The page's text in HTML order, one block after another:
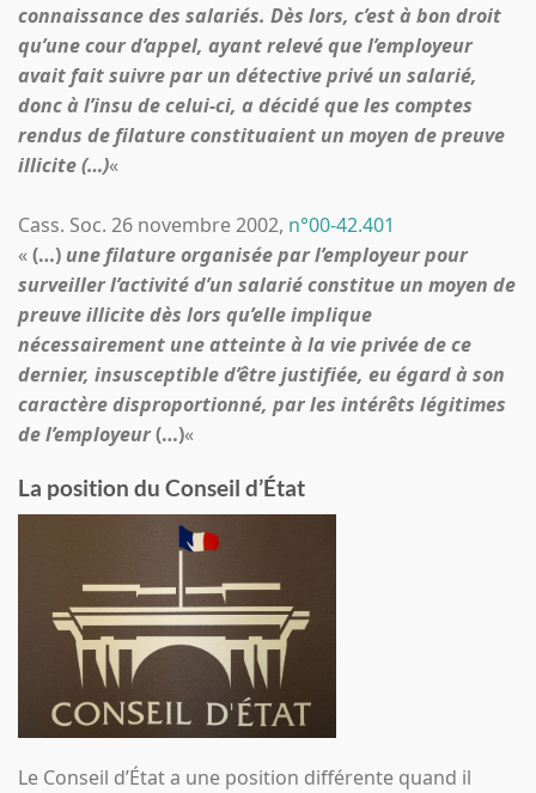
connaissance des salariés. Dès lors, c’est à bon droit
qu’une cour d’appel, ayant relevé que l’employeur
avait fait suivre par un détective privé un salarié,
donc à l’insu de celui-ci, a décidé que les comptes
rendus de filature constituaient un moyen de preuve
illicite (…)«
Cass. Soc. 26 novembre 2002, n°00-42.401
«(…) une filature organisée par l’employeur pour
surveiller l’activité d’un salarié constitue un moyen de
preuve illicite dès lors qu’elle implique
nécessairement une atteinte à la vie privée de ce
dernier, insusceptible d’être justifiée, eu égard à son
caractère disproportionné, par les intérêts légitimes
de l’employeur(…)«
La position du Conseil d’État
Le Conseil d’État a une position différente quand il